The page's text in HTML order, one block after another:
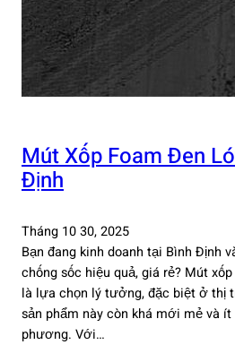
Mút Xốp Foam Đen
Định
Tháng 10 30, 2025
Bạn đang kinh doanh tại Bình Định
chống sốc hiệu quả, giá rẻ? Mút
là lựa chọn lý tưởng, đặc biệt ở thị
sản phẩm này còn khá mới mẻ và ít
phương. Với…